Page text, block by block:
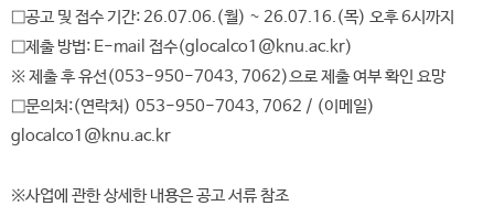
□공고 및 접수 기간: 26.07.06.(월) ~ 26.07.16.(목) 오후 6시까지
□제출 방법: E-mail 접수(glocalco1@knu.ac.kr)
※ 제출 후 유선(053-950-7043, 7062)으로 제출 여부 확인 요망
□문의처:(연락처) 053-950-7043, 7062 / (이메일)
glocalco1@knu.ac.kr
※사업에 관한 상세한 내용은 공고 서류 참조